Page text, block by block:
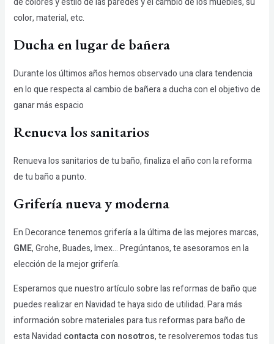
color, material, etc.
Ducha en lugar de bañera
Durante los últimos años hemos observado una clara tendencia
en lo que respecta al cambio de bañera a ducha con el objetivo de
ganar más espacio
Renueva los sanitarios
Renueva los sanitarios de tu baño, finaliza el año con la reforma
de tu baño a punto.
Grifería nueva y moderna
En Decorance tenemos grifería a la última de las mejores marcas,
GME, Grohe, Buades, Imex… Pregúntanos, te asesoramos en la
elección de la mejor grifería.
Esperamos que nuestro artículo sobre las reformas de baño que
puedes realizar en Navidad te haya sido de utilidad. Para más
información sobre materiales para tus reformas para baño de
esta Navidad contacta con nosotros,te resolveremos todas tus